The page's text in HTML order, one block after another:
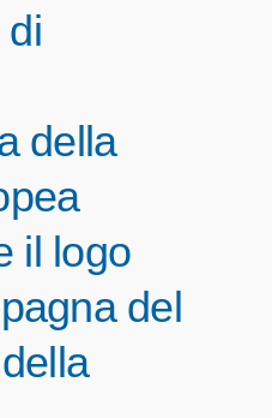
della
il logo
del